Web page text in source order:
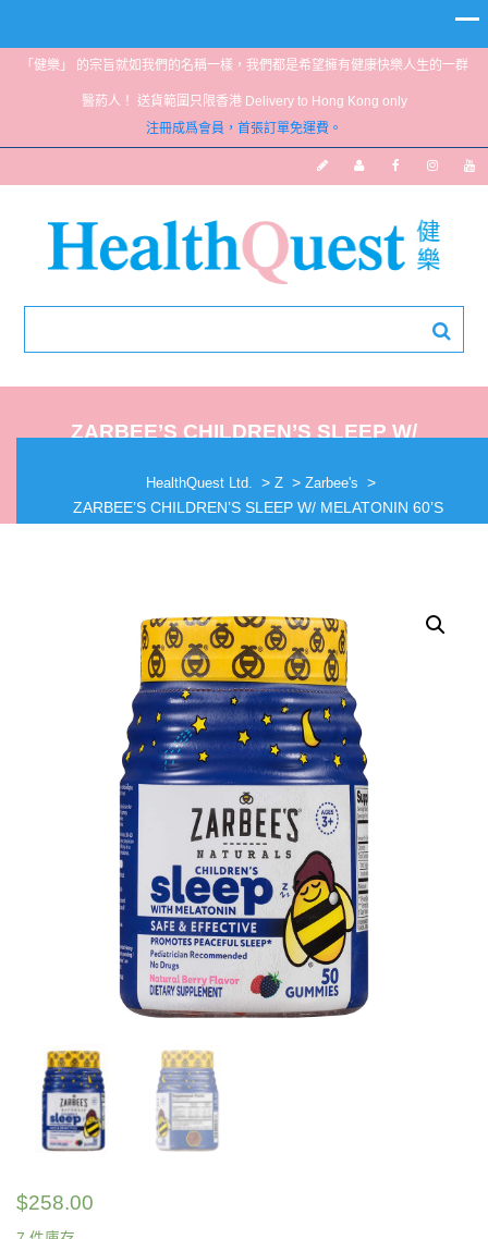
「健樂」 的宗旨就如我們的名稱一樣，我們都是希望擁有健康快樂人生的一群
醫葯人！ 送貨範圍只限香港 Delivery to Hong Kong only
注冊成爲會員，首張訂單免運費。
ZARBEE’S CHILDREN’S SLEEP W/
HealthQuest Ltd. > Z > Zarbee's >
ZARBEE’S CHILDREN’S SLEEP W/ MELATONIN 60’S
$258.00